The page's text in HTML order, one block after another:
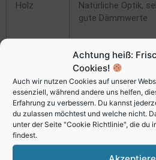
Achtung heiß:
Cookies!
Auch wir nutzen Cookies auf unserer
essenziell, während andere uns helfen,
Erfahrung zu verbessern. Du kannst
du zulassen möchtest und welche nicht.
unter der Seite "Cookie Richtlinie", die du
findest.
Holz
Natürliche Optik,
gute Dämmwerte
Hohe Stabilität,
moderne Architektur
Holz-Alu
Kombiniert warmes
Aluminium